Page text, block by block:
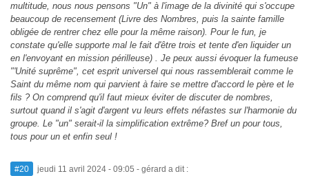
multitude, nous nous pensons "Un" à l'image de la divinité qui s'occupe
beaucoup de recensement (Livre des Nombres, puis la sainte famille
obligée de rentrer chez elle pour la même raison). Pour le fun, je
constate qu'elle supporte mal le fait d'être trois et tente d'en liquider un
en l'envoyant en mission périlleuse) . Je peux aussi évoquer la fumeuse
"'Unité suprême", cet esprit universel qui nous rassemblerait comme le
Saint du même nom qui parvient à faire se mettre d'accord le père et le
fils ? On comprend qu'il faut mieux éviter de discuter de nombres,
surtout quand il s'agit d'argent vu leurs effets néfastes sur l'harmonie du
groupe. Le "un" serait-il la simplification extrême? Bref un pour tous,
tous pour un et enfin seul !
#20 jeudi 11 avril 2024 - 09:05 - gérard a dit :